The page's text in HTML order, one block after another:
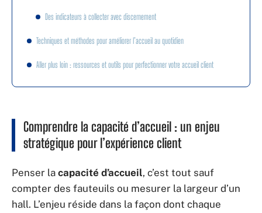
Des indicateurs à collecter avec discernement
Techniques et méthodes pour améliorer l’accueil au quotidien
Aller plus loin : ressources et outils pour perfectionner votre accueil client
Comprendre la capacité d’accueil : un enjeu
stratégique pour l’expérience client
Penser la capacité d’accueil, c’est tout sauf
compter des fauteuils ou mesurer la largeur d’un
hall. L’enjeu réside dans la façon dont chaque